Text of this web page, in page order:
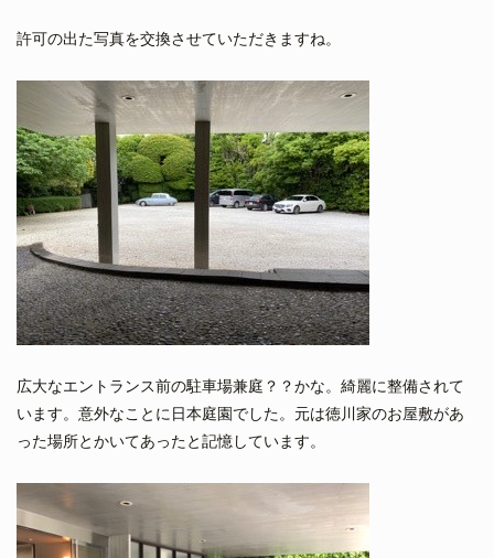
許可の出た写真を交換させていただきますね。
広大なエントランス前の駐車場兼庭？？かな。綺麗に整備されて
います。意外なことに日本庭園でした。元は徳川家のお屋敷があ
った場所とかいてあったと記憶しています。